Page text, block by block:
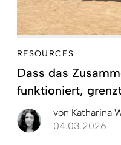
RESOURCES
Dass das
funktioniert,
von Katharina
04.03.2026